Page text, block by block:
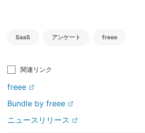
SaaS アンケート freee
関連リンク
freee
Bundle by freee
ニュースリリース